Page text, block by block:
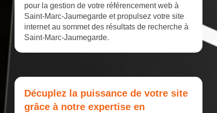
pour la gestion de votre référencement web à
Saint-Marc-Jaumegarde et propulsez votre site
internet au sommet des résultats de recherche à
Saint-Marc-Jaumegarde.
Décuplez la puissance de votre site
grâce à notre expertise en